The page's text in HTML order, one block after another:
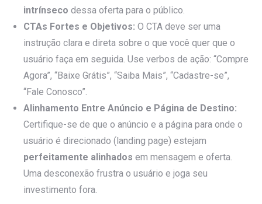
intrínseco dessa oferta para o público.
CTAs Fortes e Objetivos: O CTA deve ser uma
instrução clara e direta sobre o que você quer que o
usuário faça em seguida. Use verbos de ação: “Compre
Agora”, “Baixe Grátis”, “Saiba Mais”, “Cadastre-se”,
“Fale Conosco”.
Alinhamento Entre Anúncio e Página de Destino:
Certifique-se de que o anúncio e a página para onde o
usuário é direcionado (landing page) estejam
perfeitamente alinhados em mensagem e oferta.
Uma desconexão frustra o usuário e joga seu
investimento fora.